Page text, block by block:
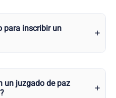
para inscribir un
un juzgado de paz